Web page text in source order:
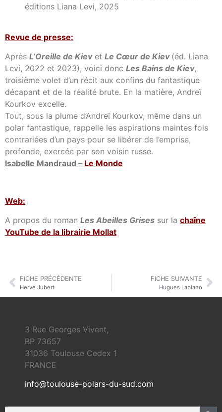
éditions Liana Levi, 2025
Revue de presse:
Après L’Oreille de Kievet Le Cœur de Kiev (éd. Liana
Levi, 2022 et 2023), voici donc Les Bains de Kiev,
troisième volet d’un récit aux confins du fantastique
décapant et de la réalité brute. En la matière, Andreï
Kourkov excelle.
Tout, sous la plume d’Andreï Kourkov, même dans un
polar fantastique, rappelle les aspirations maintes fois
contrariées d’un pays pour se libérer de l’emprise,
profonde, exercée par son voisin russe.
Isabelle Mandraud – Le Monde
Web:
A propos du roman Les Abeilles Grises sur la chaîne
YouTube de la librairie Mollat
FICHE PRÉCÉDENTE
Hervé Jubert
FICHE SUIVANTE
Hugues Labiano
3 Rue Georges Vivent,
BP 73657
31036 Toulouse Cedex 1
FRANCE
info@toulouse-polars-du-sud.com